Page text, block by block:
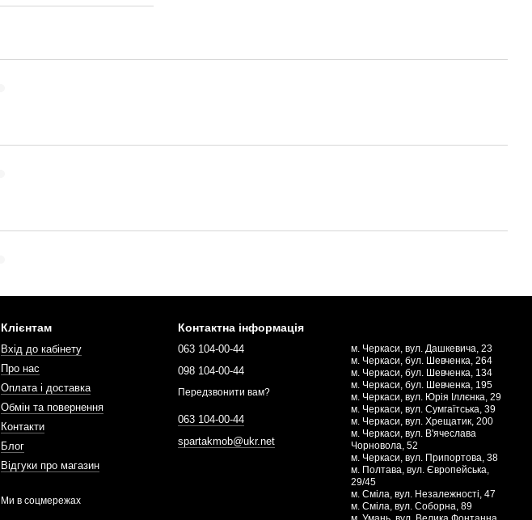
Клієнтам
Вхід до кабінету
Про нас
Оплата і доставка
Обмін та повернення
Контакти
Блог
Відгуки про магазин
Ми в соцмережах
Контактна інформація
063 104-00-44
098 104-00-44
Передзвонити вам?
063 104-00-44
spartakmob@ukr.net
м. Черкаси, вул. Дашкевича, 23
м. Черкаси, бул. Шевченка, 264
м. Черкаси, бул. Шевченка, 134
м. Черкаси, бул. Шевченка, 195
м. Черкаси, вул. Юрія Іллєнка, 29
м. Черкаси, вул. Сумгаїтська, 39
м. Черкаси, вул. Хрещатик, 200
м. Черкаси, вул. В'ячеслава
Чорновола, 52
м. Черкаси, вул. Припортова, 38
м. Полтава, вул. Європейська,
29/45
м. Сміла, вул. Незалежності, 47
м. Сміла, вул. Соборна, 89